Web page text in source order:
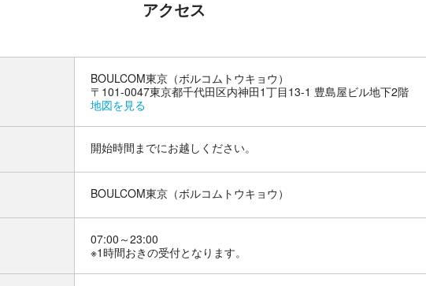
アクセス
BOULCOM東京（ボルコムトウキョウ）
〒101-0047東京都千代田区内神田1丁目13-1 豊島屋ビル地下2階
地図を見る
開始時間までにお越しください。
BOULCOM東京（ボルコムトウキョウ）
07:00～23:00
※1時間おきの受付となります。